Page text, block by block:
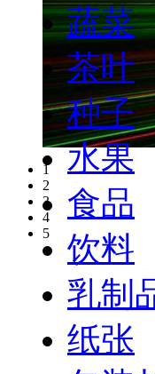
1
2
3
4
5
蔬菜
茶叶
种子
水果
食品
饮料
乳制
纸张